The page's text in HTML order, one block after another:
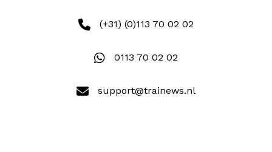
(+31) (0)113 70 02 02
0113 70 02 02
support@trainews.nl